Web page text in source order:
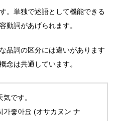
。単独で述語として機能できる
動詞があげられます。
品詞の区分には違いがあります
念は共通しています。
です。
가좋아요 (オサカヌン ナ